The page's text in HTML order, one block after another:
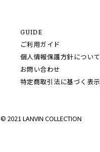
GUIDE
ご利用ガイド
個人情報保護方針について
お問い合わせ
特定商取引法に基づく表示
© 2021 LANVIN COLLECTION